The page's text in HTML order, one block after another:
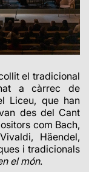
el tradicional
a càrrec de
Liceu, que han
des del Cant
com Bach,
Häendel,
i tradicionals
el món.